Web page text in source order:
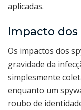
aplicadas.
Impacto dos
Os impactos dos
gravidade da
simplesmente
enquanto um
roubo de